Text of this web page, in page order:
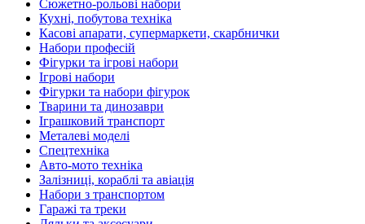
Сюжетно-рольові набори
Кухні, побутова техніка
Касові апарати, супермаркети, скарбнички
Набори професій
Фігурки та ігрові набори
Ігрові набори
Фігурки та набори фігурок
Тварини та динозаври
Іграшковий транспорт
Металеві моделі
Спецтехніка
Авто-мото техніка
Залізниці, кораблі та авіація
Набори з транспортом
Гаражі та треки